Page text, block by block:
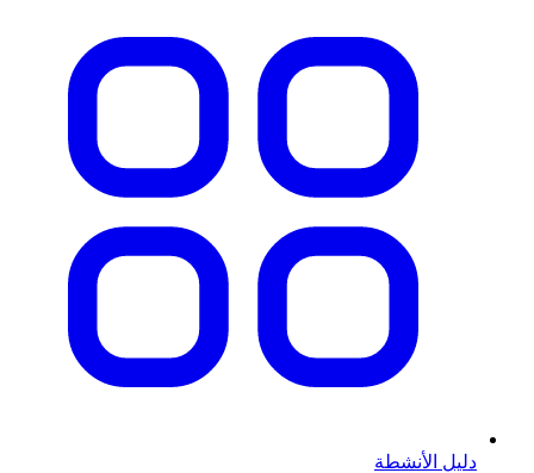
دليل الأنشطة